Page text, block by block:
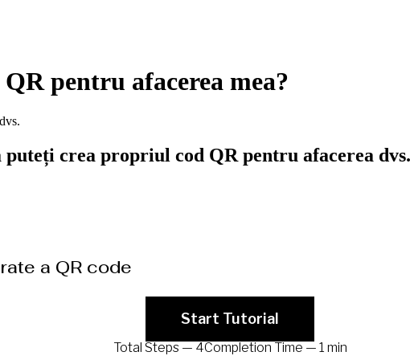
pentru afacerea mea?
crea propriul cod QR pentru afacerea dvs.